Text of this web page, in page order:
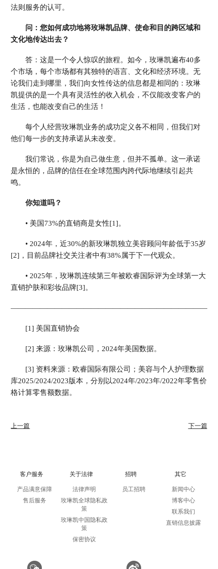
法则服务的认可。
问：您如何成功地将玫琳凯品牌、使命和目的跨区域和
文化地传达出去？
答：这是一个令人惊叹的旅程。如今，玫琳凯遍布40多
个市场，每个市场都有其独特的语言、文化和经济环境。无
论我们走到哪里，我们向女性传达的信息都是相同的：玫琳
凯提供的是一个具有灵活性的收入机会，不仅能改变客户的
生活，也能改变自己的生活！
每个人经营玫琳凯业务的成功定义各不相同，但我们对
他们每一步的支持承诺从未改变。
我们常说，你是为自己做生意，但并不孤单。这一承诺
是永恒的，品牌的信任在全球范围内跨代际地继续引起共
鸣。
你知道吗？
• 美国73%的直销商是女性[1]。
• 2024年，近30%的新玫琳凯独立美容顾问年龄低于35岁
[2]，目前品牌社交关注者中有38%属于下一代观众。
• 2025年，玫琳凯连续第三年被欧睿国际评为全球第一大
直销护肤和彩妆品牌[3]。
[1] 美国直销协会
[2] 来源：玫琳凯公司，2024年美国数据。
[3] 资料来源：欧睿国际有限公司；美容与个人护理数据
库2025/2024/2023版本，分别以2024年/2023年/2022年零售价
格计算零售额数据。
上一篇 下一篇
客户服务
产品满意保障
售后服务
关于法律
法律声明
玫琳凯全球隐私政
策
玫琳凯中国隐私政
策
保密协议
招聘
员工招聘
其它
新闻中心
博客中心
联系我们
直销信息披露